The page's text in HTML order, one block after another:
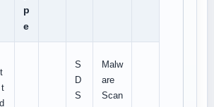
p
e
t
S
D
S
Malw
are
Scan